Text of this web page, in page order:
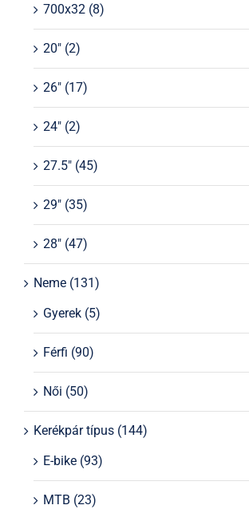
700x32 (8)
20" (2)
26" (17)
24" (2)
27.5" (45)
29" (35)
28" (47)
Neme (131)
Gyerek (5)
Férfi (90)
Női (50)
Kerékpár típus (144)
E-bike (93)
MTB (23)